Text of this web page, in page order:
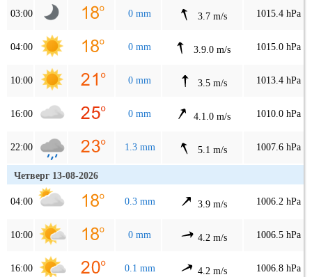
03:00 0 mm 3.7 m/s 1015.4 hPa
04:00 0 mm 3.9.0 m/s 1015.0 hPa
10:00 0 mm 3.5 m/s 1013.4 hPa
16:00 0 mm 4.1.0 m/s 1010.0 hPa
22:00 1.3 mm 5.1 m/s 1007.6 hPa
Четверг 13-08-2026
04:00 0.3 mm 3.9 m/s 1006.2 hPa
10:00 0 mm 4.2 m/s 1006.5 hPa
16:00 0.1 mm 4.2 m/s 1006.8 hPa